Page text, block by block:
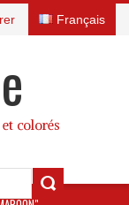
Français
colorés